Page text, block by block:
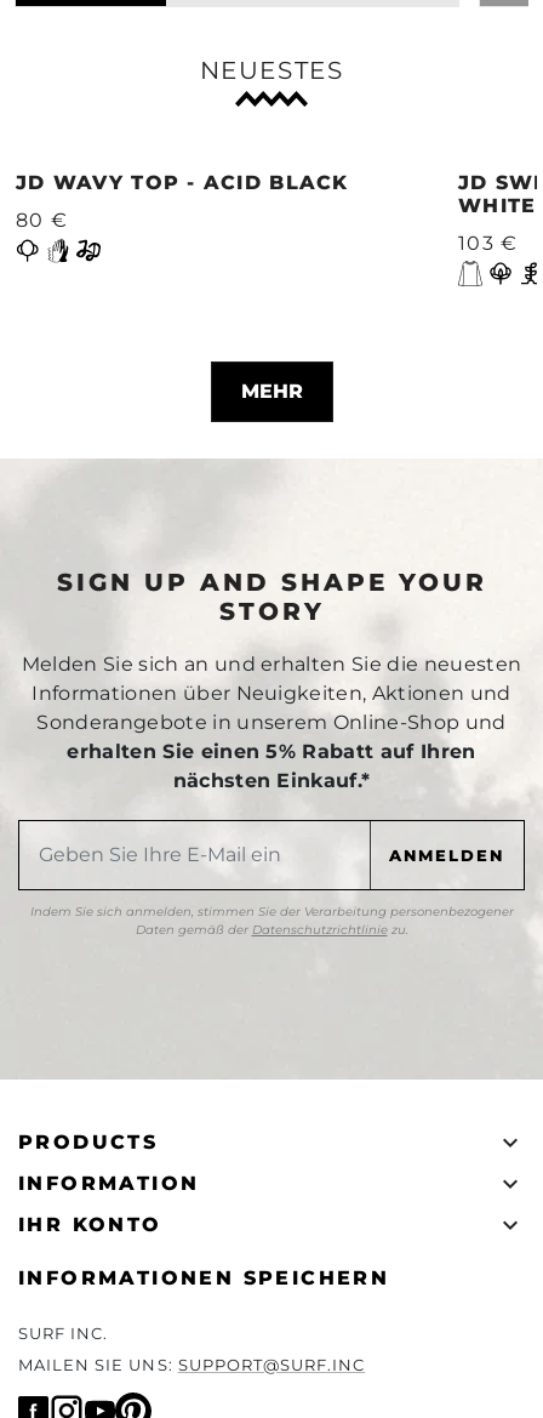
NEUESTES
JD WAVY TOP - ACID BLACK
80 €
JD
WHITE
103 €
MEHR
SIGN UP AND SHAPE YOUR
STORY
Melden Sie sich an und erhalten Sie die neuesten
Informationen über Neuigkeiten, Aktionen und
Sonderangebote in unserem Online-Shop und
erhalten Sie einen 5% Rabatt auf Ihren
nächsten Einkauf.*
Indem Sie sich anmelden, stimmen Sie der Verarbeitung personenbezogener
Daten gemäß der Datenschutzrichtliniezu.
PRODUCTS 
INFORMATION 
IHR KONTO 
INFORMATIONEN SPEICHERN
SURF INC.
MAILEN SIE UNS: SUPPORT@SURF.INC